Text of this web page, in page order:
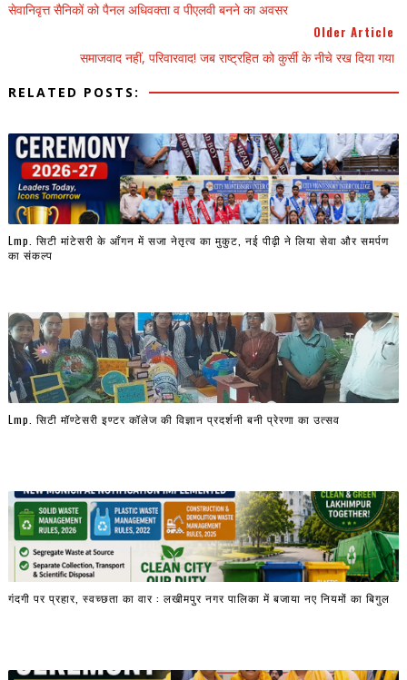
सेवानिवृत्त सैनिकों को पैनल अधिवक्ता व पीएलवी बनने का अवसर
Older Article
समाजवाद नहीं, परिवारवाद! जब राष्ट्रहित को कुर्सी के नीचे रख दिया गया
RELATED POSTS:
Lmp. सिटी मांटेसरी के आँगन में सजा नेतृत्व का मुकुट, नई पीढ़ी ने लिया सेवा और समर्पण
का संकल्प
Lmp. सिटी मॉण्टेसरी इण्टर कॉलेज की विज्ञान प्रदर्शनी बनी प्रेरणा का उत्सव
गंदगी पर प्रहार, स्वच्छता का वार : लखीमपुर नगर पालिका में बजाया नए नियमों का बिगुल